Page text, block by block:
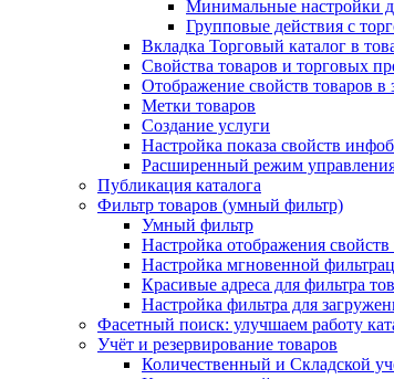
Минимальные настройки
Групповые действия с
Вкладка Торговый каталог в
Свойства товаров и торговых
Отображение свойств товаров в
Метки товаров
Создание услуги
Настройка показа свойств
Расширенный режим
Публикация каталога
Фильтр товаров (умный фильтр)
Умный фильтр
Настройка отображения
Настройка мгновенной
Красивые адреса для фильтра
Настройка фильтра для
Фасетный поиск: улучшаем работу
Учёт и резервирование товаров
Количественный и Складской